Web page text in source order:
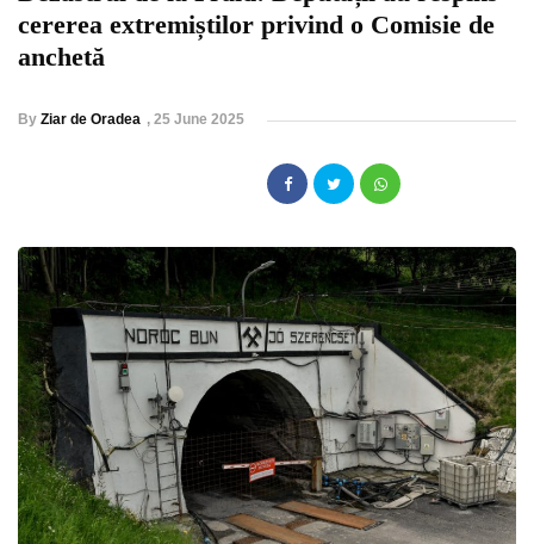
cererea extremiștilor privind o Comisie de
anchetă
By Ziar de Oradea , 25 June 2025